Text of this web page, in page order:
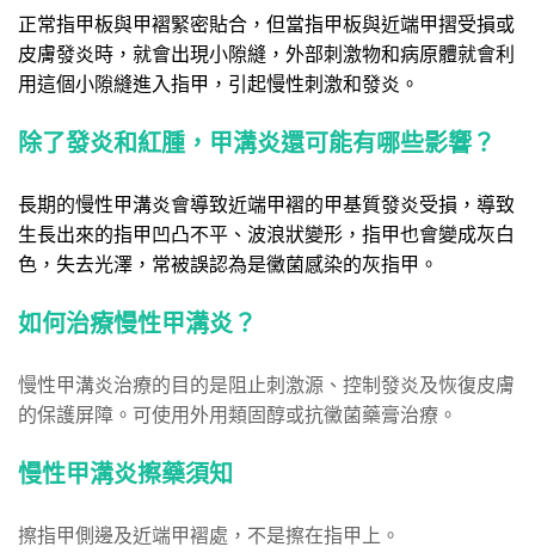
正常指甲板與甲褶緊密貼合，但當指甲板與近端甲摺受損或
皮膚發炎時，就會出現小隙縫，外部刺激物和病原體就會利
用這個小隙縫進入指甲，引起慢性刺激和發炎。
除了發炎和紅腫，甲溝炎還可能有哪些影響？
長期的慢性甲溝炎會導致近端甲褶的甲基質發炎受損，導致
生長出來的指甲凹凸不平、波浪狀變形，指甲也會變成灰白
色，失去光澤，常被誤認為是黴菌感染的灰指甲。
如何治療慢性甲溝炎？
慢性甲溝炎治療的目的是阻止刺激源、控制發炎及恢復皮膚
的保護屏障。可使用外用類固醇或抗黴菌藥膏治療。
慢性甲溝炎擦藥須知
擦指甲側邊及近端甲褶處，不是擦在指甲上。